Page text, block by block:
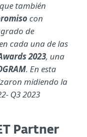
también
con
de
cada una de las
2023, una
. En esta
midiendo la
Q3 2023
Partner